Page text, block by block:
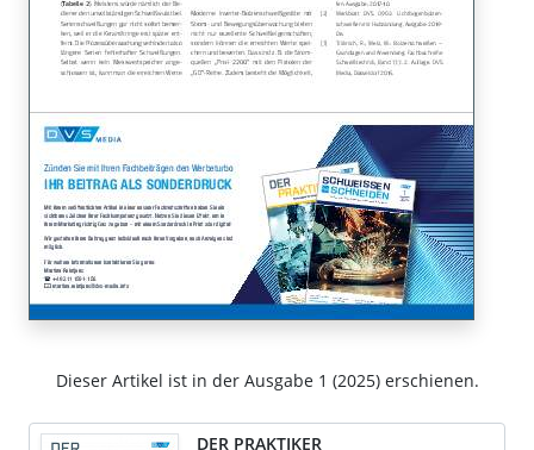
Dieser Artikel ist in der Ausgabe 1 (2025) erschienen.
DER PRAKTIKER